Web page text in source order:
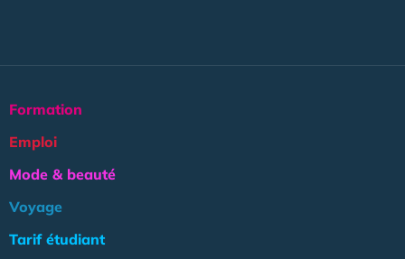
Formation
Emploi
Mode & beauté
Voyage
Tarif étudiant